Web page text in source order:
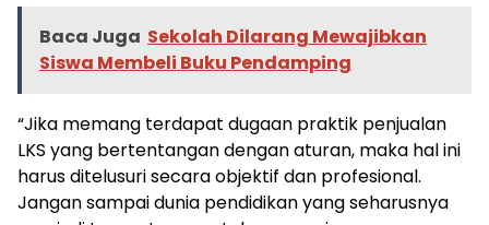
Baca Juga Sekolah Dilarang Mewajibkan
Siswa Membeli Buku Pendamping
“Jika memang terdapat dugaan praktik penjualan
LKS yang bertentangan dengan aturan, maka hal ini
harus ditelusuri secara objektif dan profesional.
Jangan sampai dunia pendidikan yang seharusnya